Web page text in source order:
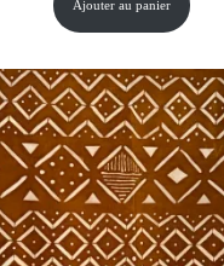
Ajouter au panier